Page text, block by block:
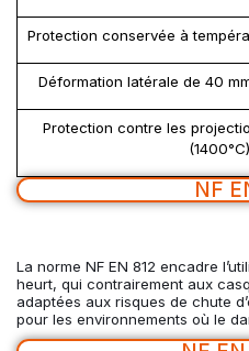
Protection conservée à
Déformation latérale de 40
Protection contre les
NF
La norme NF EN 812 encadre
heurt, qui contrairement aux
adaptées aux risques de chute
pour les environnements où le